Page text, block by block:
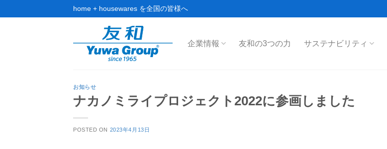
to
home + housewares を全国の皆様へ
企業情報 友和の3つの力 サステナビリティ
お知らせ
ナカノミライプロジェクト2022に参画しました
POSTED ON 2023年4月13日